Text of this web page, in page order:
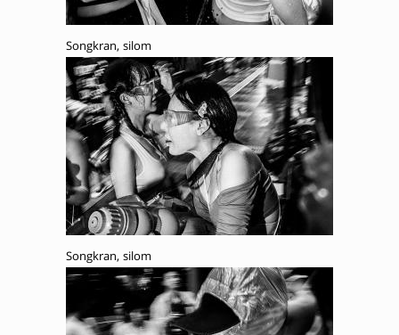
Songkran, silom
Songkran, silom